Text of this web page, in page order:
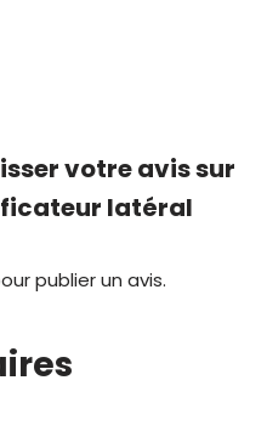
votre avis sur
latéral
publier un avis.